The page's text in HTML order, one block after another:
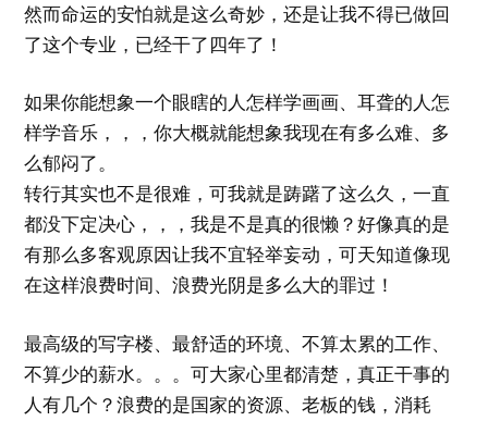
然而命运的安怕就是这么奇妙，还是让我不得已做回
了这个专业，已经干了四年了！
如果你能想象一个眼瞎的人怎样学画画、耳聋的人怎
样学音乐，，，你大概就能想象我现在有多么难、多
么郁闷了。
转行其实也不是很难，可我就是踌躇了这么久，一直
都没下定决心，，，我是不是真的很懒？好像真的是
有那么多客观原因让我不宜轻举妄动，可天知道像现
在这样浪费时间、浪费光阴是多么大的罪过！
最高级的写字楼、最舒适的环境、不算太累的工作、
不算少的薪水。。。可大家心里都清楚，真正干事的
人有几个？浪费的是国家的资源、老板的钱，消耗